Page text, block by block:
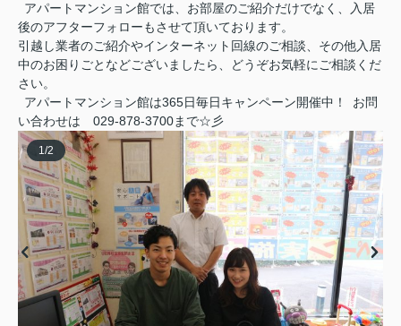
アパートマンション館では、お部屋のご紹介だけでなく、入居
後のアフターフォローもさせて頂いております。
引越し業者のご紹介やインターネット回線のご相談、その他入居
中のお困りごとなどございましたら、どうぞお気軽にご相談くだ
さい。
アパートマンション館は365日毎日キャンペーン開催中！ お問
い合わせは 029-878-3700まで☆彡
1/2